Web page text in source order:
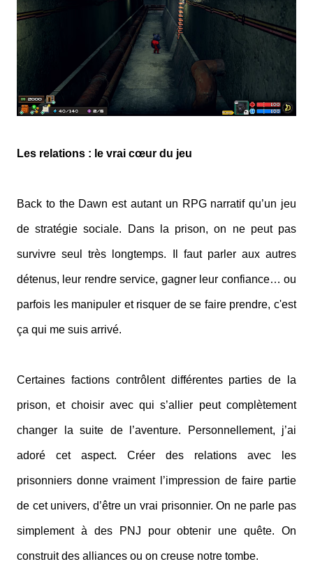
Les relations : le vrai cœur du jeu
Back to the Dawn est autant un RPG narratif qu’un jeu
de stratégie sociale. Dans la prison, on ne peut pas
survivre seul très longtemps. Il faut parler aux autres
détenus, leur rendre service, gagner leur confiance… ou
parfois les manipuler et risquer de se faire prendre, c'est
ça qui me suis arrivé.
Certaines factions contrôlent différentes parties de la
prison, et choisir avec qui s’allier peut complètement
changer la suite de l’aventure. Personnellement, j’ai
adoré cet aspect. Créer des relations avec les
prisonniers donne vraiment l’impression de faire partie
de cet univers, d’être un vrai prisonnier. On ne parle pas
simplement à des PNJ pour obtenir une quête. On
construit des alliances ou on creuse notre tombe.